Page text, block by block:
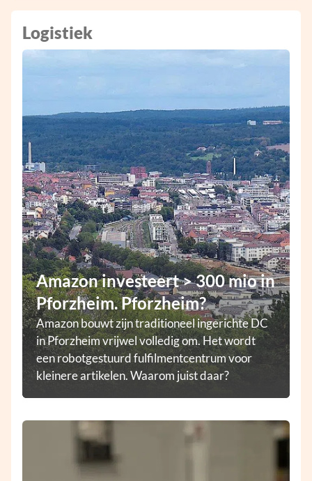
Logistiek
Amazon investeert > 300 mio in
Pforzheim. Pforzheim?
Amazon bouwt zijn traditioneel ingerichte DC
in Pforzheim vrijwel volledig om. Het wordt
een robotgestuurd fulfilmentcentrum voor
kleinere artikelen. Waarom juist daar?